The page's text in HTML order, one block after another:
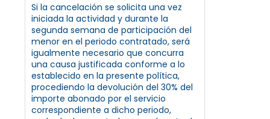
Si la cancelación se solicita una vez
iniciada la actividad y durante la
segunda semana de participación del
menor en el periodo contratado, será
igualmente necesario que concurra
una causa justificada conforme a lo
establecido en la presente política,
procediendo la devolución del 30% del
importe abonado por el servicio
correspondiente a dicho periodo,